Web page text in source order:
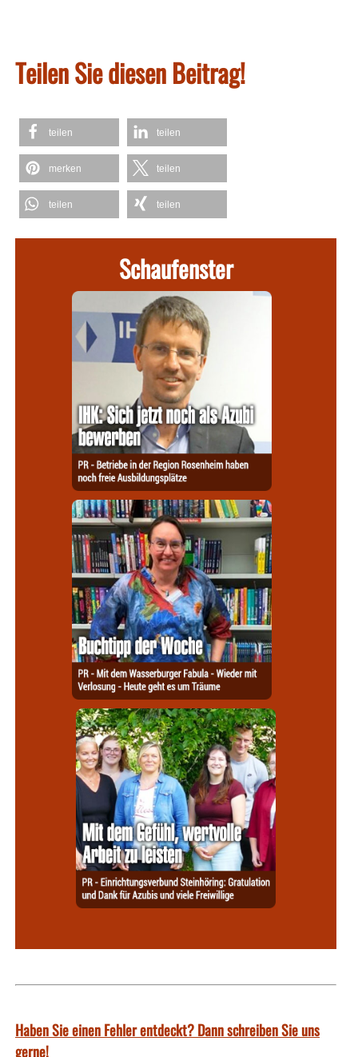
Teilen Sie diesen Beitrag!
teilen teilen
merken teilen
teilen teilen
Schaufenster
Haben Sie einen Fehler entdeckt? Dann schreiben Sie uns
gerne!